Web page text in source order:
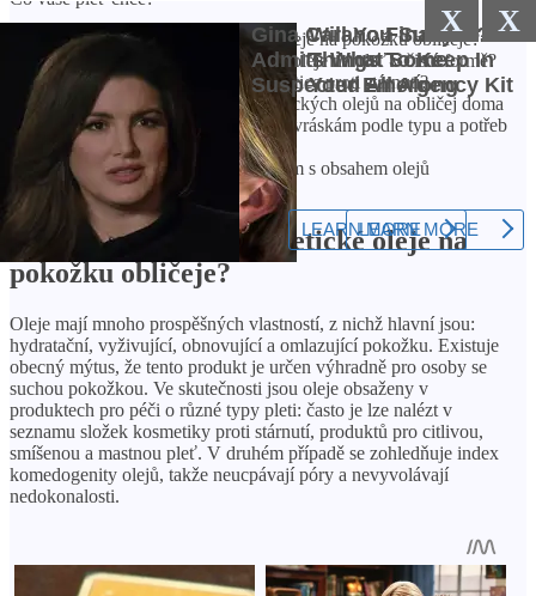
X
X
Jaký účinek mají kosmetické oleje na pokožku obličeje?
Je možné používat kosmetické oleje na pleť v čisté formě?
Jaké oleje se používají v kosmetice proti stárnutí?
Pravidla pro používání kosmetických olejů na obličej doma
Jak si vybrat pleťový olej proti vráskám podle typu a potřeb
pleti
VICHY přípravky proti vráskám s obsahem olejů
Často kladené otázky
Jaký účinek mají kosmetické oleje na
pokožku obličeje?
Oleje mají mnoho prospěšných vlastností, z nichž hlavní jsou:
hydratační, vyživující, obnovující a omlazující pokožku. Existuje
obecný mýtus, že tento produkt je určen výhradně pro osoby se
suchou pokožkou. Ve skutečnosti jsou oleje obsaženy v
produktech pro péči o různé typy pleti: často je lze nalézt v
seznamu složek kosmetiky proti stárnutí, produktů pro citlivou,
smíšenou a mastnou pleť. V druhém případě se zohledňuje index
komedogenity olejů, takže neucpávají póry a nevyvolávají
nedokonalosti.